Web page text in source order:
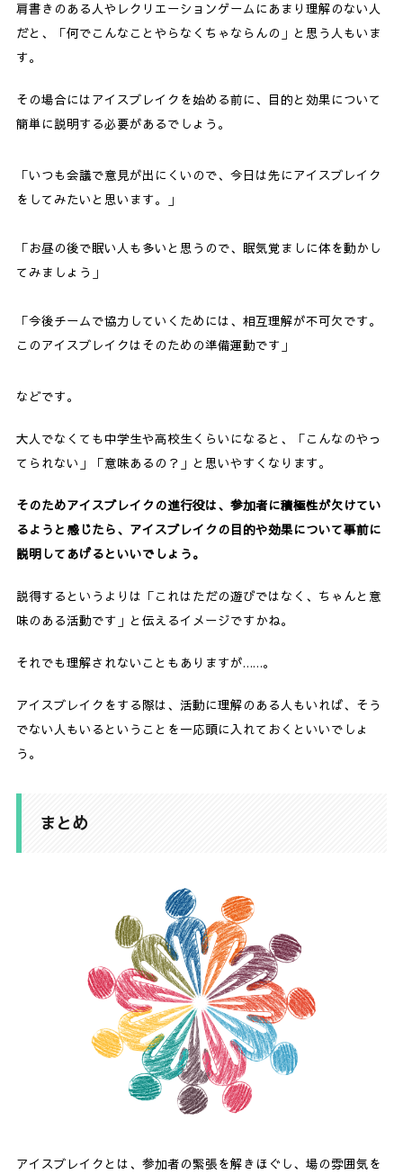
肩書きのある人やレクリエーションゲームにあまり理解のない人
だと、「何でこんなことやらなくちゃならんの」と思う人もいま
す。
その場合にはアイスブレイクを始める前に、目的と効果について
簡単に説明する必要があるでしょう。
「いつも会議で意見が出にくいので、今日は先にアイスブレイク
をしてみたいと思います。」
「お昼の後で眠い人も多いと思うので、眠気覚ましに体を動かし
てみましょう」
「今後チームで協力していくためには、相互理解が不可欠です。
このアイスブレイクはそのための準備運動です」
などです。
大人でなくても中学生や高校生くらいになると、「こんなのやっ
てられない」「意味あるの？」と思いやすくなります。
そのためアイスブレイクの進行役は、参加者に積極性が欠けてい
るようと感じたら、アイスブレイクの目的や効果について事前に
説明してあげるといいでしょう。
説得するというよりは「これはただの遊びではなく、ちゃんと意
味のある活動です」と伝えるイメージですかね。
それでも理解されないこともありますが……。
アイスブレイクをする際は、活動に理解のある人もいれば、そう
でない人もいるということを一応頭に入れておくといいでしょ
う。
まとめ
アイスブレイクとは、参加者の緊張を解きほぐし、場の雰囲気を